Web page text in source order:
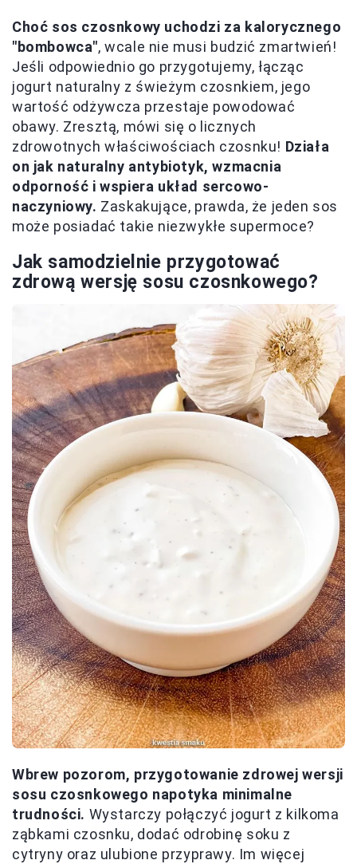
Choć sos czosnkowy uchodzi za kalorycznego
"bombowca", wcale nie musi budzić zmartwień!
Jeśli odpowiednio go przygotujemy, łącząc
jogurt naturalny z świeżym czosnkiem, jego
wartość odżywcza przestaje powodować
obawy. Zresztą, mówi się o licznych
zdrowotnych właściwościach czosnku! Działa
on jak naturalny antybiotyk, wzmacnia
odporność i wspiera układ sercowo-
naczyniowy. Zaskakujące, prawda, że jeden sos
może posiadać takie niezwykłe supermoce?
Jak samodzielnie przygotować
zdrową wersję sosu czosnkowego?
Wbrew pozorom, przygotowanie zdrowej wersji
sosu czosnkowego napotyka minimalne
trudności. Wystarczy połączyć jogurt z kilkoma
ząbkami czosnku, dodać odrobinę soku z
cytryny oraz ulubione przyprawy. Im więcej